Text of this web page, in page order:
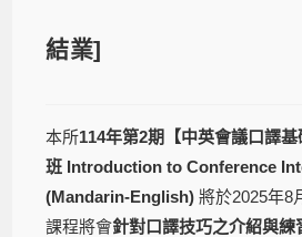
結業]
本所114年第2期 【中英會議口譯
班 Introduction to Conference
(Mandarin-English)將於2025年8
課程將會針對口譯技巧之介紹與